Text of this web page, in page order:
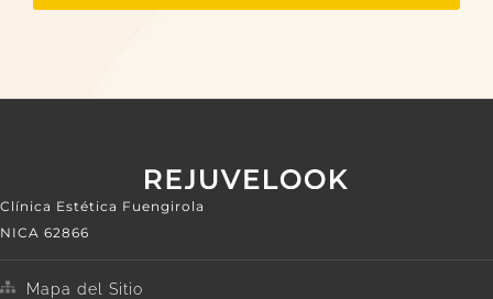
Clínica Estética Fuengirola
NICA 62866
Mapa del Sitio